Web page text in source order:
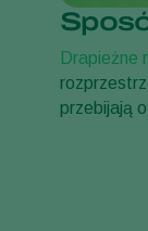
Drapieżne
przebijają